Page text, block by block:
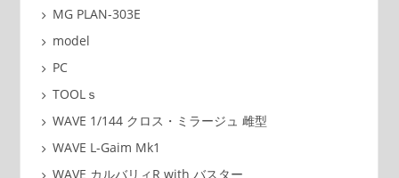
MG PLAN-303E
model
PC
TOOLｓ
WAVE 1/144 クロス・ミラージュ 雌型
WAVE L-Gaim Mk1
WAVE カルバリィR with バスター